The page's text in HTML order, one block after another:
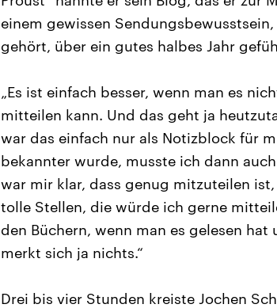
einem gewissen
gehört, über ein gutes halbes Jahr
„Es ist einfach besser, wenn man es
mitteilen kann. Und das geht ja
war das einfach nur als Notizblock für
bekannter wurde, musste ich dann
war mir klar, dass genug mitzuteilen
tolle Stellen, die würde ich gerne
den Büchern, wenn man es gelesen
merkt sich ja nichts.“
Drei bis vier Stunden kreiste Jochen